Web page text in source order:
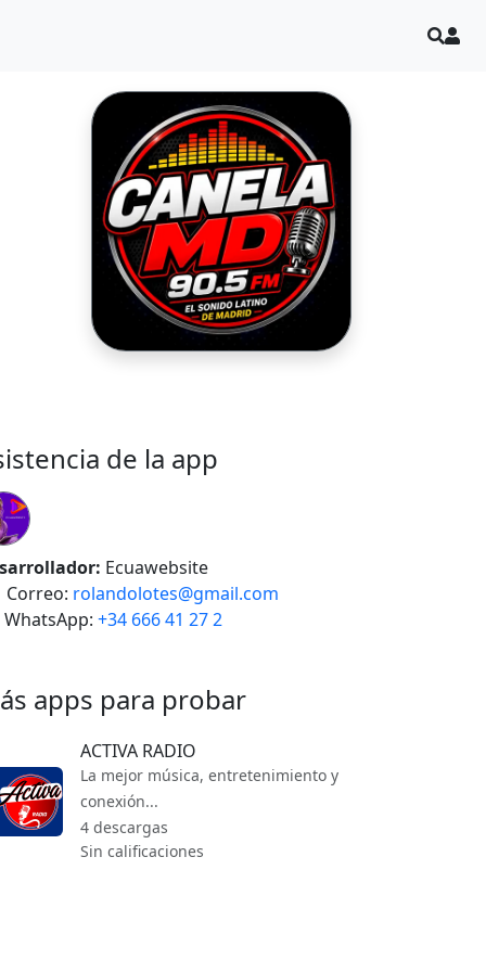
de la app
Ecuawebsite
Correo: rolandolotes@gmail.com
WhatsApp: +34 666 41 27 2
apps para probar
ACTIVA RADIO
La mejor música, entretenimiento y
conexión...
4 descargas
Sin calificaciones